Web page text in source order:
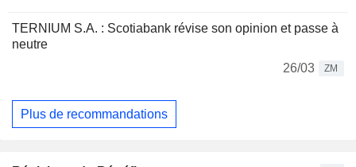
TERNIUM S.A. : Scotiabank révise son opinion et passe à
neutre
26/03
ZM
Plus de recommandations